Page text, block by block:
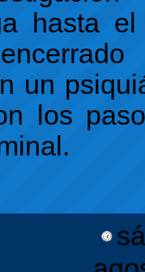
hasta
un
los